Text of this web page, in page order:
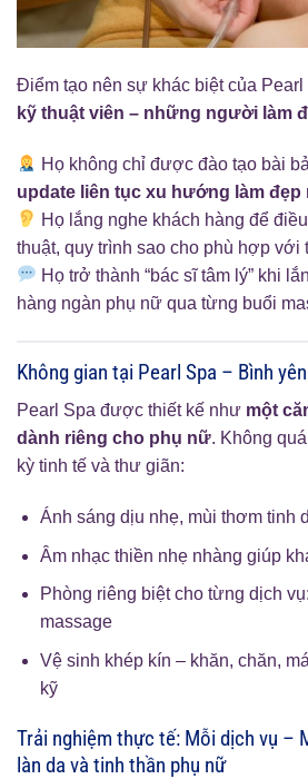
Điểm tạo nên sự khác biệt của Pearl
kỹ thuật viên – những người làm
Họ không chỉ được đào tạo bài
update liên tục xu hướng làm đẹp
Họ lắng nghe khách hàng để
thuật, quy trình sao cho phù hợp
Họ trở thành “bác sĩ tâm lý” khi
hàng ngàn phụ nữ qua từng buổi
Không gian tại Pearl Spa – Bình
Pearl Spa được thiết kế như một
dành riêng cho phụ nữ. Không
kỳ tinh tế và thư giãn:
Ánh sáng dịu nhẹ, mùi thơm tinh
Âm nhạc thiền nhẹ nhàng giúp
Phòng riêng biệt cho từng dịch
massage
Vệ sinh khép kín – khăn, chăn,
kỹ
Trải nghiệm thực tế: Mỗi dịch vụ –
làn da và tinh thần phụ nữ